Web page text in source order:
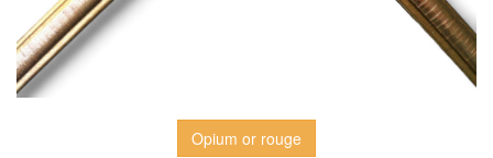
Opium or rouge